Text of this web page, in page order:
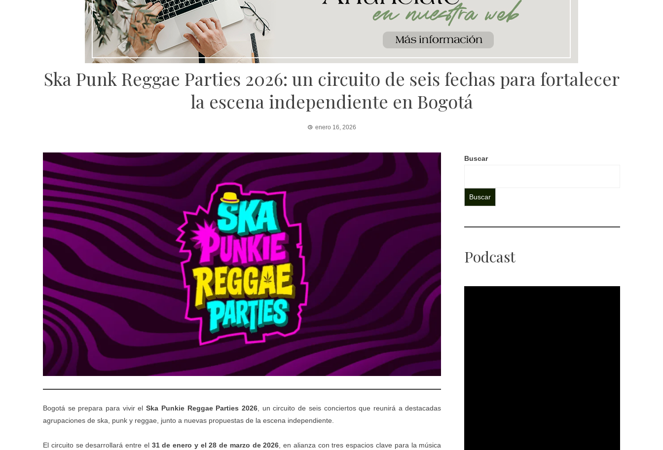
Ska Punk Reggae Parties 2026: un circuito de seis fechas para fortalecer
la escena independiente en Bogotá
enero 16, 2026
Bogotá se prepara para vivir elSka Punkie Reggae Parties 2026 , un circuito de seis conciertos que reunirá a destacadas
agrupaciones de ska, punk y reggae, junto a nuevas propuestas de la escena independiente.
El circuito se desarrollará entre el31 de enero y el 28 de marzo de 2026 , en alianza con tres espacios clave para la música
Buscar
Buscar
Podcast